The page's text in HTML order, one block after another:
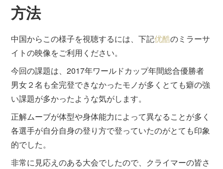
方法
中国からこの様子を視聴するには、下記优酷のミラーサ
イトの映像をご利用ください。
今回の課題は、2017年ワールドカップ年間総合優勝者
男女２名も全完登できなかったモノが多くとても癖の強
い課題が多かったような気がします。
正解ムーブが体型や身体能力によって異なることが多く
各選手が自分自身の登り方で登っていたのがとても印象
的でした。
非常に見応えのある大会でしたので、クライマーの皆さ